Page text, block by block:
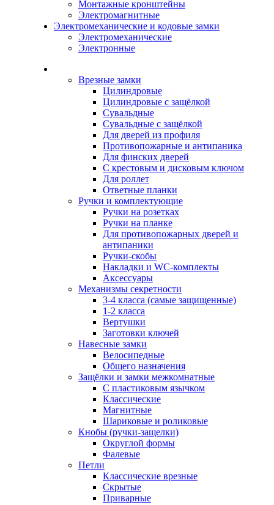
Монтажные кронштейны
Электромагнитные
Электромеханические и кодовые замки
Электромеханические
Электронные
Врезные замки
Цилиндровые
Цилиндровые с защёлкой
Сувальдные
Сувальдные с защёлкой
Для дверей из профиля
Противопожарные и антипаника
Для финских дверей
С крестовым и дисковым ключом
Для роллет
Ответные планки
Ручки и комплектующие
Ручки на розетках
Ручки на планке
Для противопожарных дверей и
антипаники
Ручки-скобы
Накладки и WC-комплекты
Аксессуары
Механизмы секретности
3-4 класса (самые защищенные)
1-2 класса
Вертушки
Заготовки ключей
Навесные замки
Велосипедные
Общего назначения
Защёлки и замки межкомнатные
С пластиковым язычком
Классические
Магнитные
Шариковые и роликовые
Кнобы (ручки-защелки)
Округлой формы
Фалевые
Петли
Классические врезные
Скрытые
Приварные